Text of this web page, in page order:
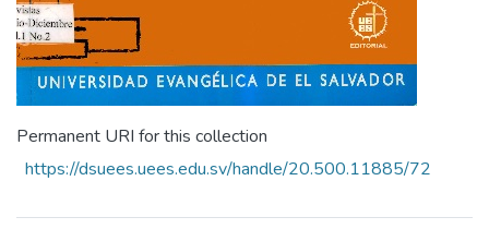
Permanent URI for this collection
https://dsuees.uees.edu.sv/handle/20.500.11885/72